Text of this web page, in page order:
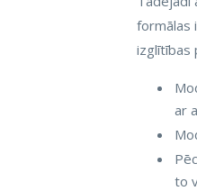
formālas
izglītības
ar
to